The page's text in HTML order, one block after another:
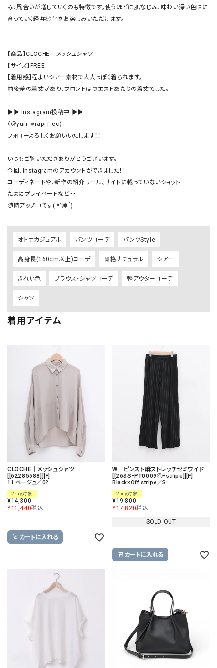
み、風合いが増していくのも特徴です。使うほどに肌なじみ、味わい深い色味に
育っていく経年劣化をお楽しみいただけます。
【商品】CLOCHE｜メッシュシャツ
【サイズ】FREE
【着用感】程よいシアー素材で大人っぽく着られます。
前後差の着丈があり、フロントはウエストあたりの着丈でした。
▶▶ Instagram投稿中 ▶▶
（＠yuri_wrapin_ec)
フォローよろしくお願いいたします！！
いつもご覧いただきありがとうございます。
今回、Instagramのアカウントができました！！
コーディネートや、新作の紹介リール、サイトに載っていないショット
たまにプライベートなど・・
随時アップ中です( *´艸｀)
オトナカジュアル パンツコーデ パンツStyle
高身長(160cm以上)コーデ 骨格ナチュラル シアー
きれい色 ブラウス・シャツコーデ 軽アウターコーデ
シャツ
着用アイテム
CLOCHE｜メッシュシャツ
[[62285588]][F]
11 ベージュ／02
2buy対象
¥14,300
¥11,440税込
カートに入れる
W｜ピンスト麻ストレッチセミワイド
[[26SS-PT0009④-stripe]][F]
Black×Off stripe／S
2buy対象
¥19,800
¥17,820税込
SOLD OUT
カートに入れる